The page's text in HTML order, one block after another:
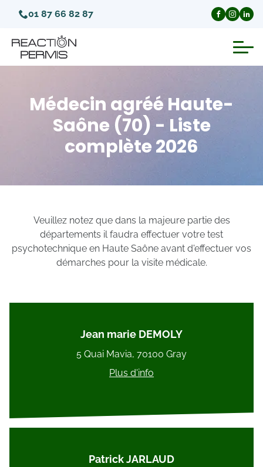
01 87 66 82 87
Invalidation du permis de conduire
Annulation du permis de conduire
Visite médicale test psychotechnique
Médecin agréé Haute-
Saône (70) - Liste
complète 2026
Veuillez notez que dans la majeure partie des
départements il faudra effectuer votre test
psychotechnique en Haute Saône avant d'effectuer vos
démarches pour la visite médicale.
Jean marie DEMOLY
5 Quai Mavia, 70100 Gray
Plus d'info
Patrick JARLAUD